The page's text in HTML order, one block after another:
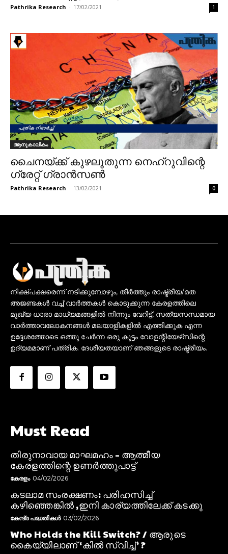
Pathrika Research - 17/02/2021 1
ആനുകാലികം
ചൈനയ്ക്ക് കുഴലൂതുന്ന നെഹ്‌റുവിന്റെ
ഗ്രേറ്റ് ഗ്രാന്‍സണ്‍
Pathrika Research - 13/02/2021 0
നിക്ഷ്പക്ഷരെന്ന് നടിക്കുമ്പോഴും, തീർത്തും രാഷ്ട്രീയ/മത
അജണ്ടകൾ വച്ച് വാർത്തകൾ കൊടുക്കുന്ന കേരളത്തിലെ
മുഖ്യ ധാരാ മാധ്യമങ്ങളിൽ നിന്നും വേറിട്ട്, സത്യസന്ധമായ
വാർത്താവലോകനങ്ങൾ മലയാളികളിൽ എത്തിക്കുക എന്ന
ഉദ്ദേശത്തോടെ ഒത്തു ചേർന്ന ഒരു കൂട്ടം വോളന്റിയേഴ്‌സിന്റെ
ഉദ്യമമാണ് പത്രിക. ദേശീയതയാണ് ഞങ്ങളുടെ രാഷ്ട്രീയം.
Must Read
തിരുനാവായ മാഘമഹം – ആത്മീയ
കേരളത്തിന്റെ ഉണർത്തുപാട്ട്
കേരളം 04/02/2026
കടലാമ സംരക്ഷണം: പരിഹസിച്ച്
കഴിഞ്ഞെങ്കിൽ ,ഇനി കാര്യത്തിലേക്ക് കടക്കു
കേന്ദ്ര പദ്ധതികൾ 03/02/2026
Who Holds the Kill Switch? / ആരുടെ
കൈയ്യിലാണ് ‘കിൽ സ്വിച്ച്’ ?